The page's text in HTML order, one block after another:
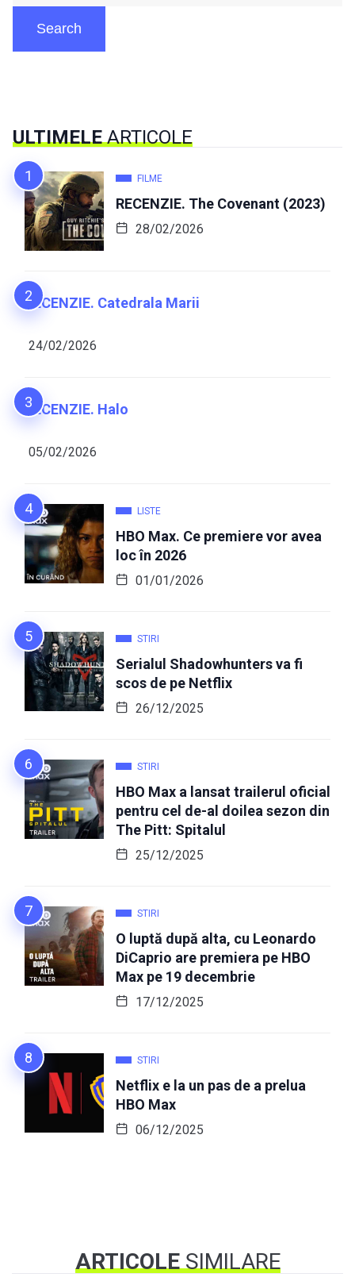
Search
ULTIMELEARTICOLE
FILME
RECENZIE. The Covenant (2023)
28/02/2026
RECENZIE. Catedrala Marii
24/02/2026
RECENZIE. Halo
05/02/2026
LISTE
HBO Max. Ce premiere vor avea
loc în 2026
01/01/2026
STIRI
Serialul Shadowhunters va fi
scos de pe Netflix
26/12/2025
STIRI
HBO Max a lansat trailerul oficial
pentru cel de-al doilea sezon din
The Pitt: Spitalul
25/12/2025
STIRI
O luptă după alta, cu Leonardo
DiCaprio are premiera pe HBO
Max pe 19 decembrie
17/12/2025
STIRI
Netflix e la un pas de a prelua
HBO Max
06/12/2025
ARTICOLESIMILARE